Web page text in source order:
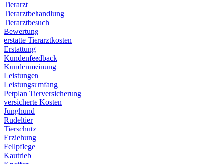
Tierarzt
Tierarztbehandlung
Tierarztbesuch
Bewertung
erstatte Tierarztkosten
Erstattung
Kundenfeedback
Kundenmeinung
Leistungen
Leistungsumfang
Petplan Tierversicherung
versicherte Kosten
Junghund
Rudeltier
Tierschutz
Erziehung
Fellpflege
Kautrieb